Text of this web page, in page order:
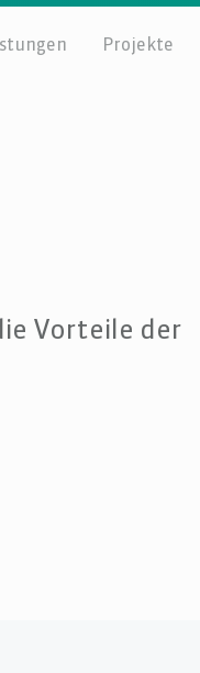
Projekte
Vorteile der